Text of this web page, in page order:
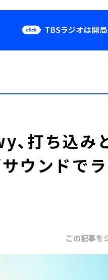
、打ち込み
ウンドで
この記事を